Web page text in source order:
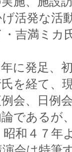
) １０時
活発な活
吉満ミカ
に発足、
を経て、
会、日例
であるが
和４７年